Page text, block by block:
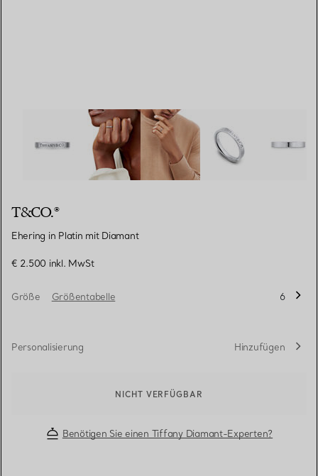
T&CO.®:Ehering in Platin mit Diamant Bildnummer 0
T&CO.®
Ehering in Platin mit Diamant
€ 2.500 inkl. MwSt
Größe Größentabelle 6
Personalisierung Hinzufügen
NICHT VERFÜGBAR
Benötigen Sie einen Tiffany Diamant-Experten?